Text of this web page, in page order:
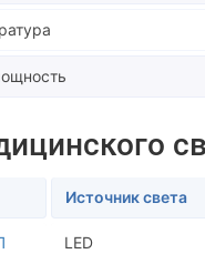
Источник света
LED